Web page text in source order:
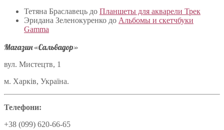
Тетяна Браславець до Планшеты для акварели Трек
Эридана Зеленокуренко до Альбомы и скетчбуки
Gamma
Магазин «Сальвадор»
вул. Мистецтв, 1
м. Харків, Україна.
Телефони:
+38 (099) 620-66-65